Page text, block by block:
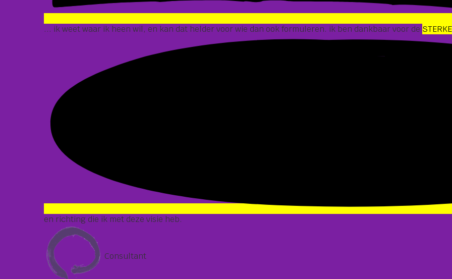
... ik weet waar ik heen wil, en kan dat helder voor wie dan ook formuleren. ik ben dankbaar voor de
en richting die ik met deze visie heb.
Consultant